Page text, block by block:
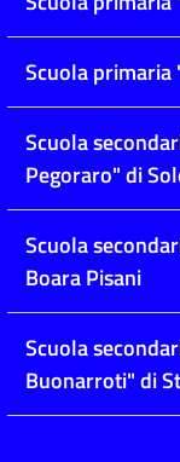
Scuola primaria
Scuola
Pegoraro" di
Scuola
Boara Pisani
Scuola
Buonarroti" di